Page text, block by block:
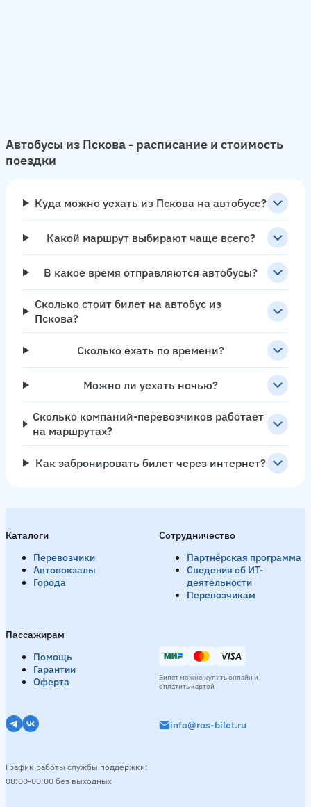
Автобусы из Пскова - расписание и стоимость
поездки
Куда можно уехать из Пскова на автобусе?
Какой маршрут выбирают чаще всего?
В какое время отправляются автобусы?
Сколько стоит билет на автобус из
Пскова?
Сколько ехать по времени?
Можно ли уехать ночью?
Сколько компаний-перевозчиков работает
на маршрутах?
Как забронировать билет через интернет?
Каталоги
Перевозчики
Автовокзалы
Города
Пассажирам
Помощь
Гарантии
Оферта
Сотрудничество
Партнёрская программа
Сведения об ИТ-
деятельности
Перевозчикам
info@ros-bilet.ru
График работы службы поддержки:
08:00-00:00 без выходных
Билет можно купить онлайн и
оплатить картой